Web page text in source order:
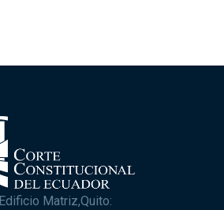
Edificio Matriz,Quito: